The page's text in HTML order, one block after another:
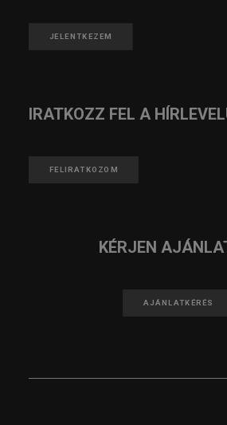
JELENTKEZEM
IRATKOZZ FEL A
FELIRATKOZOM
KÉRJEN
AJÁNLATKÉRÉS